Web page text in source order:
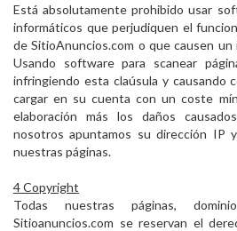
Está absolutamente prohibido usar
informáticos que perjudiquen el
de SitioAnuncios.com o que causen
Usando software para scanear
infringiendo esta claúsula y causando
cargar en su cuenta con un coste
elaboración más los daños
nosotros apuntamos su dirección IP
nuestras páginas.
4 Copyright
Todas nuestras páginas,
Sitioanuncios.com se reservan el